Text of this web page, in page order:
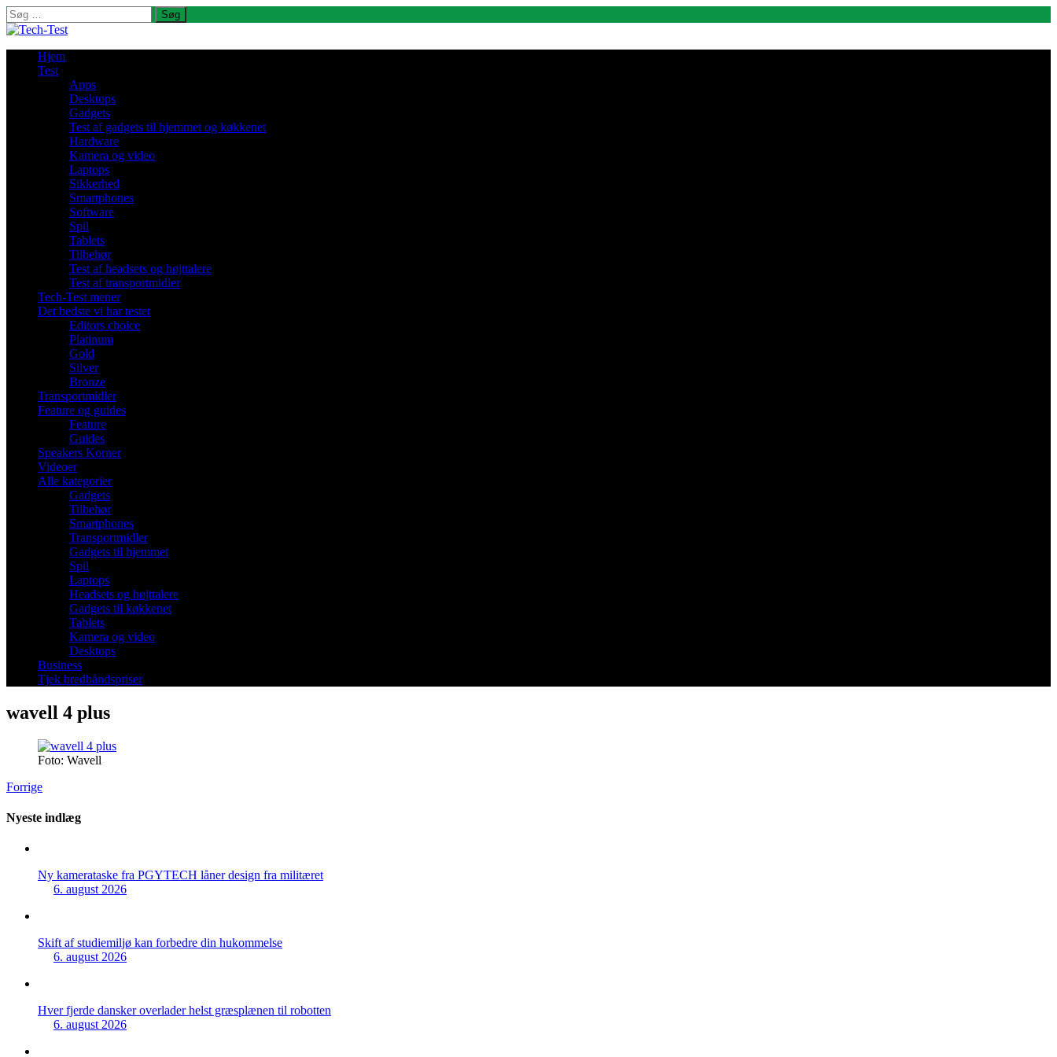
Søg
efter:
Hjem
Test
Apps
Desktops
Gadgets
Test af gadgets til hjemmet og køkkenet
Hardware
Kamera og video
Laptops
Sikkerhed
Smartphones
Software
Spil
Tablets
Tilbehør
Test af headsets og højttalere
Test af transportmidler
Tech-Test mener
Det bedste vi har testet
Editors choice
Platinum
Gold
Silver
Bronze
Transportmidler
Feature og guides
Feature
Guides
Speakers Korner
Videoer
Alle kategorier
Gadgets
Tilbehør
Smartphones
Transportmidler
Gadgets til hjemmet
Spil
Laptops
Headsets og højttalere
Gadgets til køkkenet
Tablets
Kamera og video
Desktops
Business
Tjek bredbåndspriser
wavell 4 plus
Foto: Wavell
Forrige
Nyeste indlæg
Ny kamerataske fra PGYTECH låner design fra militæret
6. august 2026
Skift af studiemiljø kan forbedre din hukommelse
6. august 2026
Hver fjerde dansker overlader helst græsplænen til robotten
6. august 2026